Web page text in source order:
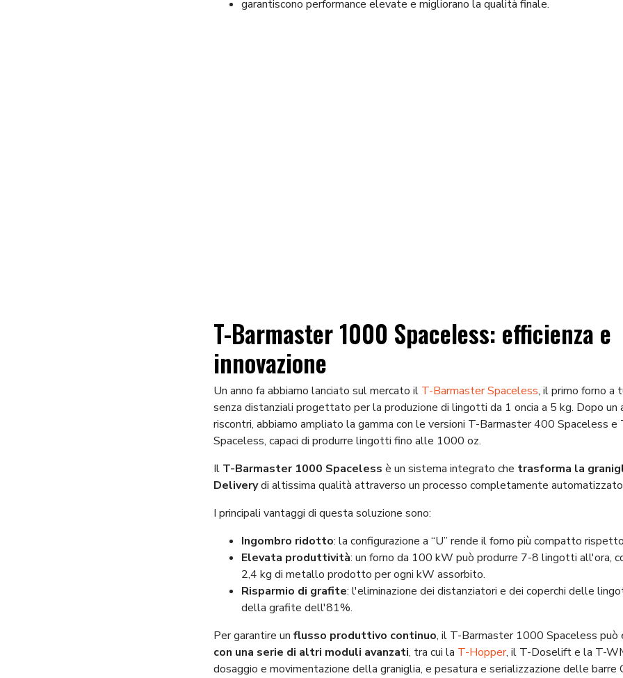
garantiscono performance elevate e migliorano la qualità finale.
T-Barmaster 1000 Spaceless: efficienza e
innovazione
Un anno fa abbiamo lanciato sul mercato il T-Barmaster Spaceless, il primo forno a
senza distanziali progettato per la produzione di lingotti da 1 oncia a 5 kg. Dopo un
riscontri, abbiamo ampliato la gamma con le versioni T-Barmaster 400 Spaceless
Spaceless, capaci di produrre lingotti fino alle 1000 oz.
Il T-Barmaster 1000 Spaceless è un sistema integrato che trasforma la
Deliverydi altissima qualità attraverso un processo completamente
I principali vantaggi di questa soluzione sono:
Ingombro ridotto: la configurazione a “U” rende il forno più compatto
Elevata produttività: un forno da 100 kW può produrre 7-8 lingotti all'ora,
2,4 kg di metallo prodotto per ogni kW assorbito.
Risparmio di grafite: l'eliminazione dei distanziatori e dei coperchi delle
della grafite dell'81%.
Per garantire un flusso produttivo continuo, il T-Barmaster 1000 Spaceless può
con una serie di altri moduli avanzati, tra cui la T-Hopper, il T-Doselift e la T-
dosaggio e movimentazione della graniglia, e pesatura e serializzazione delle barre